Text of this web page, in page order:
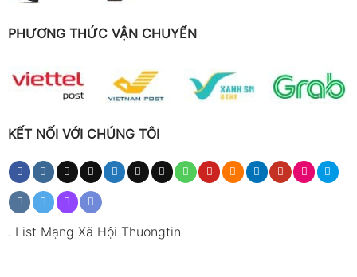
PHƯƠNG THỨC VẬN CHUYỂN
KẾT NỐI VỚI CHÚNG TÔI
. List Mạng Xã Hội Thuongtin